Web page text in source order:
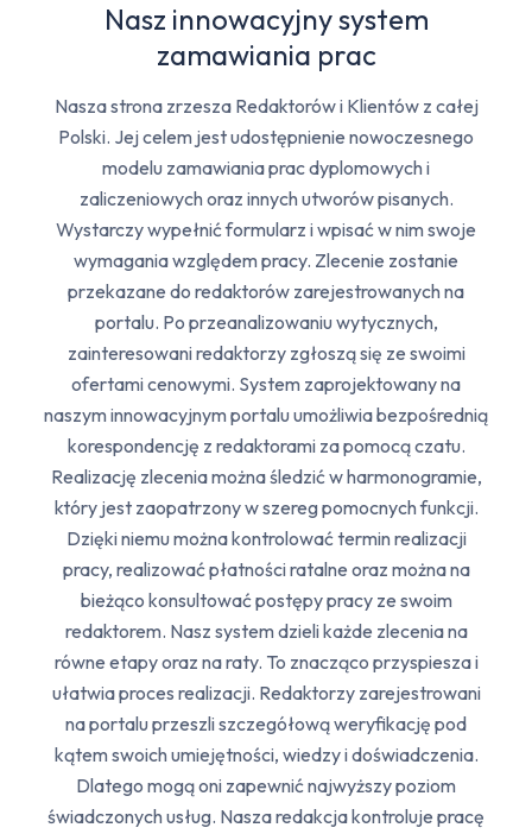
Nasz innowacyjny system
zamawiania prac
Nasza strona zrzesza Redaktorów i Klientów z całej
Polski. Jej celem jest udostępnienie nowoczesnego
modelu zamawiania prac dyplomowych i
zaliczeniowych oraz innych utworów pisanych.
Wystarczy wypełnić formularz i wpisać w nim swoje
wymagania względem pracy. Zlecenie zostanie
przekazane do redaktorów zarejestrowanych na
portalu. Po przeanalizowaniu wytycznych,
zainteresowani redaktorzy zgłoszą się ze swoimi
ofertami cenowymi. System zaprojektowany na
naszym innowacyjnym portalu umożliwia bezpośrednią
korespondencję z redaktorami za pomocą czatu.
Realizację zlecenia można śledzić w harmonogramie,
który jest zaopatrzony w szereg pomocnych funkcji.
Dzięki niemu można kontrolować termin realizacji
pracy, realizować płatności ratalne oraz można na
bieżąco konsultować postępy pracy ze swoim
redaktorem. Nasz system dzieli każde zlecenia na
równe etapy oraz na raty. To znacząco przyspiesza i
ułatwia proces realizacji. Redaktorzy zarejestrowani
na portalu przeszli szczegółową weryfikację pod
kątem swoich umiejętności, wiedzy i doświadczenia.
Dlatego mogą oni zapewnić najwyższy poziom
świadczonych usług. Nasza redakcja kontroluje pracę